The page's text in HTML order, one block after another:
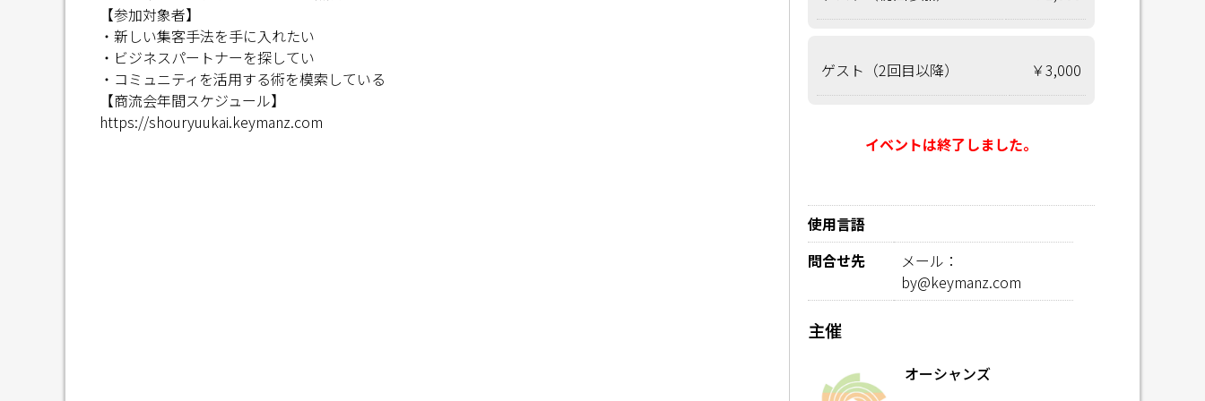
【参加対象者】
・新しい集客手法を手に入れたい
・ビジネスパートナーを探してい
・コミュニティを活用する術を模索している
【商流会年間スケジュール】
https://shouryuukai.keymanz.com
ゲスト（2回目以降） ￥3,000
イベントは終了しました。
使用言語
問合せ先
メール：
by@keymanz.com
主催
オーシャンズ